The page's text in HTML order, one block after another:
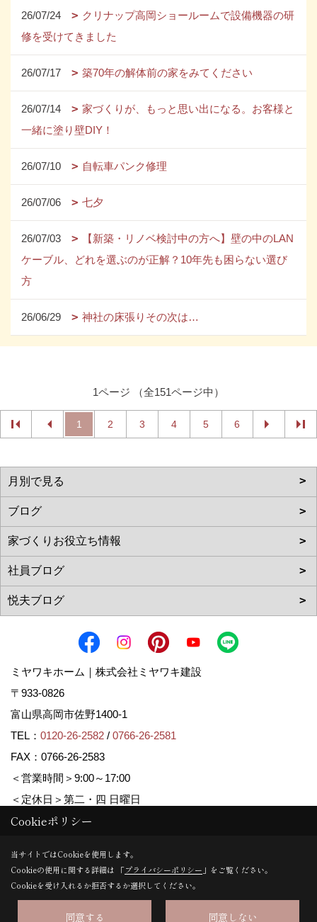
26/07/24
クリナップ高岡ショールームで設備機器の研
修を受けてきました
26/07/17 築70年の解体前の家をみてください
26/07/14
家づくりが、もっと思い出になる。お客様と
一緒に塗り壁DIY！
26/07/10 自転車パンク修理
26/07/06 七夕
26/07/03
【新築・リノベ検討中の方へ】壁の中のLAN
ケーブル、どれを選ぶのが正解？10年先も困らない選び
方
26/06/29 神社の床張りその次は…
1ページ （全151ページ中）
1 2 3 4 5 6
ミヤワキホーム｜株式会社ミヤワキ建設
〒933-0826
富山県高岡市佐野1400-1
TEL： 0120-26-2582 / 0766-26-2581
FAX：0766-26-2583
＜営業時間＞9:00～17:00
＜定休日＞第二・四 日曜日
Copyright (c) MIYAWAKI HOME. All Rights Reserved.
Produced byゴデスクリエイト
Cookieポリシー
当サイトではCookieを使用します。
Cookieの使用に関する詳細は 「プライバシーポリシー 」をご覧ください。
Cookieを受け入れるか拒否するか選択してください。
同意する 同意しない